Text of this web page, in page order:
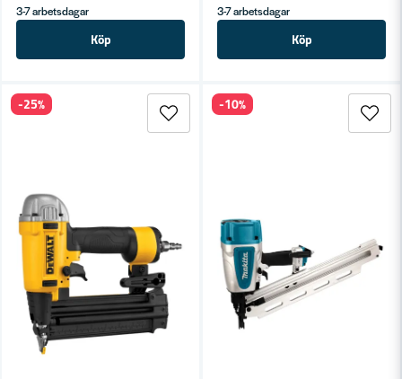
3-7 arbetsdagar
Köp
3-7 arbetsdagar
Köp
-25% -10%